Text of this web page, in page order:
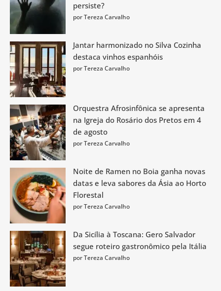
persiste?
por Tereza Carvalho
Jantar harmonizado no Silva Cozinha
destaca vinhos espanhóis
por Tereza Carvalho
Orquestra Afrosinfônica se apresenta
na Igreja do Rosário dos Pretos em 4
de agosto
por Tereza Carvalho
Noite de Ramen no Boia ganha novas
datas e leva sabores da Ásia ao Horto
Florestal
por Tereza Carvalho
Da Sicília à Toscana: Gero Salvador
segue roteiro gastronômico pela Itália
por Tereza Carvalho